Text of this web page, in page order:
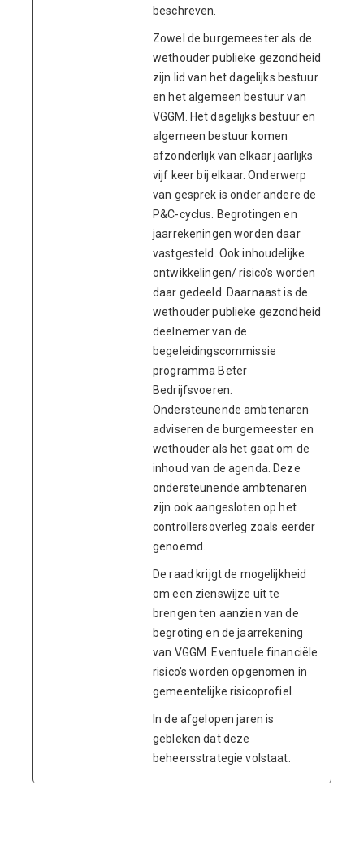
beschreven.
Zowel de burgemeester als de
wethouder publieke gezondheid
zijn lid van het dagelijks bestuur
en het algemeen bestuur van
VGGM. Het dagelijks bestuur en
algemeen bestuur komen
afzonderlijk van elkaar jaarlijks
vijf keer bij elkaar. Onderwerp
van gesprek is onder andere de
P&C-cyclus. Begrotingen en
jaarrekeningen worden daar
vastgesteld. Ook inhoudelijke
ontwikkelingen/ risico's worden
daar gedeeld. Daarnaast is de
wethouder publieke gezondheid
deelnemer van de
begeleidingscommissie
programma Beter
Bedrijfsvoeren.
Ondersteunende ambtenaren
adviseren de burgemeester en
wethouder als het gaat om de
inhoud van de agenda. Deze
ondersteunende ambtenaren
zijn ook aangesloten op het
controllersoverleg zoals eerder
genoemd.
De raad krijgt de mogelijkheid
om een zienswijze uit te
brengen ten aanzien van de
begroting en de jaarrekening
van VGGM. Eventuele financiële
risico’s worden opgenomen in
gemeentelijke risicoprofiel.
In de afgelopen jaren is
gebleken dat deze
beheersstrategie volstaat.